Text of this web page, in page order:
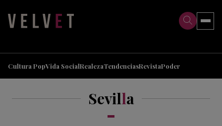
Cultura PopVida SocialRealezaTendenciasRevistaPoder
Sevilla